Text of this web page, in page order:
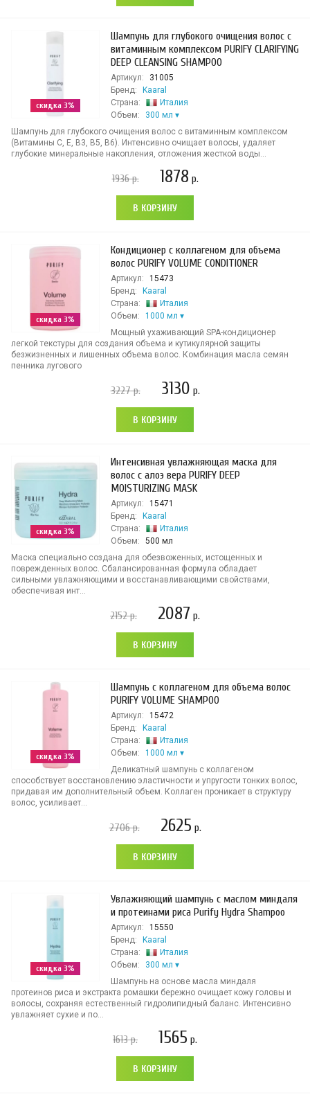
скидка 3%
Шампунь для глубокого очищения волос с
витаминным комплексом PURIFY CLARIFYING
DEEP CLEANSING SHAMPOO
Артикул:
31005
Бренд:
Kaaral
Страна:
Италия
Объем:
300 мл
Шампунь для глубокого очищения волос с витаминным комплексом
(Витамины C, E, B3, B5, B6). Интенсивно очищает волосы, удаляет
глубокие минеральные накопления, отложения жесткой воды...
1936р. 1878 р.
В КОРЗИНУ
скидка 3%
Кондиционер с коллагеном для объема
волос PURIFY VOLUME CONDITIONER
Артикул:
15473
Бренд:
Kaaral
Страна:
Италия
Объем:
1000 мл
Мощный ухаживающий SPA-кондиционер
легкой текстуры для создания объема и кутикулярной защиты
безжизненных и лишенных объема волос. Комбинация масла семян
пенника лугового
3227р. 3130 р.
В КОРЗИНУ
скидка 3%
Интенсивная увлажняющая маска для
волос с алоэ вера PURIFY DEEP
MOISTURIZING MASK
Артикул:
15471
Бренд:
Kaaral
Страна:
Италия
Объем:
500 мл
Маска специально создана для обезвоженных, истощенных и
поврежденных волос. Сбалансированная формула обладает
сильными увлажняющими и восстанавливающими свойствами,
обеспечивая инт...
2152р. 2087 р.
В КОРЗИНУ
скидка 3%
Шампунь с коллагеном для объема волос
PURIFY VOLUME SHAMPOO
Артикул:
15472
Бренд:
Kaaral
Страна:
Италия
Объем:
1000 мл
Деликатный шампунь с коллагеном
способствует восстановлению эластичности и упругости тонких волос,
придавая им дополнительный объем. Коллаген проникает в структуру
волос, усиливает...
2706р. 2625 р.
В КОРЗИНУ
скидка 3%
Увлажняющий шампунь с маслом миндаля
и протеинами риса Purify Hydra Shampoo
Артикул:
15550
Бренд:
Kaaral
Страна:
Италия
Объем:
300 мл
Шампунь на основе масла миндаля
протеинов риса и экстракта ромашки бережно очищает кожу головы и
волосы, сохраняя естественный гидролипидный баланс. Интенсивно
увлажняет сухие и по...
1613р. 1565 р.
В КОРЗИНУ